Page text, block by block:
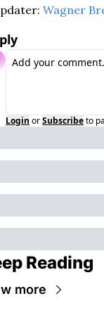
Wagner
Login orSubscribeto
Reading
more